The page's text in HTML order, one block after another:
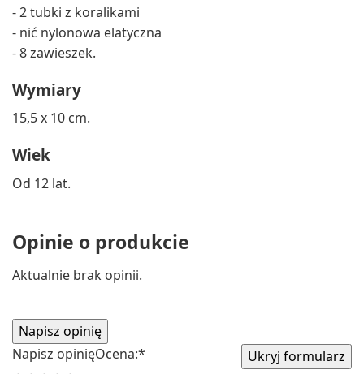
- 2 tubki z koralikami
- nić nylonowa elatyczna
- 8 zawieszek.
Wymiary
15,5 x 10 cm.
Wiek
Od 12 lat.
Opinie o produkcie
Aktualnie brak opinii.
Napisz opinięOcena:*